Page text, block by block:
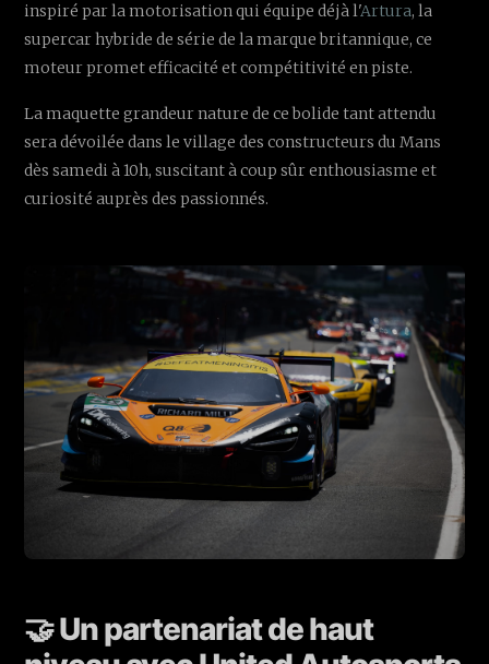
inspiré par la motorisation qui équipe déjà l'Artura, la
supercar hybride de série de la marque britannique, ce
moteur promet efficacité et compétitivité en piste.
La maquette grandeur nature de ce bolide tant attendu
sera dévoilée dans le village des constructeurs du Mans
dès samedi à 10h, suscitant à coup sûr enthousiasme et
curiosité auprès des passionnés.
🤝 Un partenariat de haut